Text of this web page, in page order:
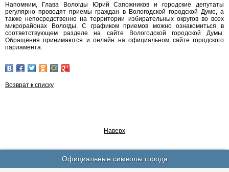
Напомним, Глава Вологды Юрий Сапожников и городские депутаты
регулярно проводят приемы граждан в Вологодской городской Думе, а
также непосредственно на территории избирательных округов во всех
микрорайонах Вологды. С графиком приемов можно ознакомиться в
соответствующем разделе на сайте Вологодской городской Думы.
Обращения принимаются и онлайн на официальном сайте городского
парламента.
Возврат к списку
Наверх
Официальные символы города